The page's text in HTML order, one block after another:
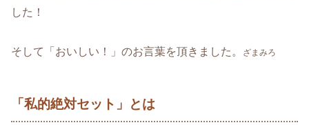
した！
そして「おいしい！」のお言葉を頂きました。 ざまみろ
「私的絶対セット」とは